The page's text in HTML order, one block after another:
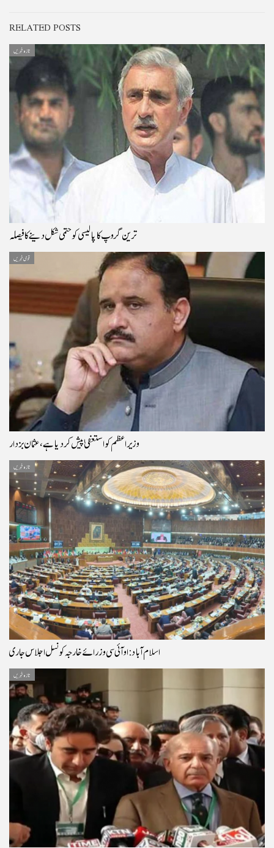
RELATED POSTS
تازہ خبریں
ترین گروپ کا پالیسی کو حتمی شکل دینے کا فیصلہ
قومی خبریں
وزیراعظم کو استعفیٰ پیش کر دیا ہے، عثمان بزدار
تازہ خبریں
اسلام آباد: او آئی سی وزرائے خارجہ کونسل اجلاس جاری
تازہ خبریں